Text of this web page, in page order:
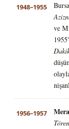
1948–1955
ve
1956–1957